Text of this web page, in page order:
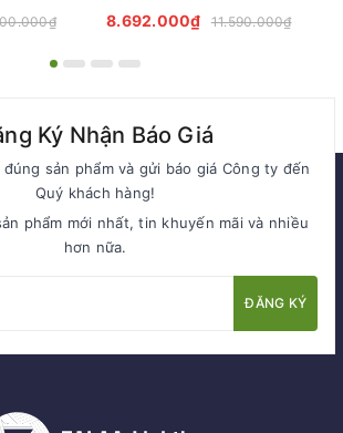
Ngoại
Sáng Cảnh Quan Ngoài Trời Mã
8.692.000₫ 11.590.000₫
Ký Nhận Báo Giá
sản phẩm và gửi báo giá Công ty đến
Quý khách hàng!
phẩm mới nhất, tin khuyến mãi và nhiều
hơn nữa.
ĐĂNG KÝ